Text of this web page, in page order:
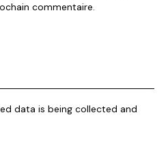
commentaire.
data is being collected and